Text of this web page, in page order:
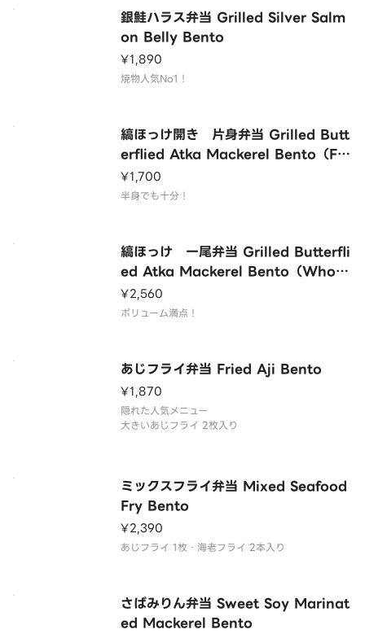
銀鮭ハラス弁当 Grilled Silver Salm
on Belly Bento
¥1,890
焼物人気No1！
縞ほっけ開き 片身弁当 Grilled Butt
erflied Atka Mackerel Bento（Fill
et）
¥1,700
半身でも十分！
縞ほっけ 一尾弁当 Grilled Butterfli
ed Atka Mackerel Bento（Whole
Fish）
¥2,560
ボリューム満点！
あじフライ弁当 Fried Aji Bento
¥1,870
隠れた人気メニュー
大きいあじフライ 2枚入り
ミックスフライ弁当 Mixed Seafood
Fry Bento
¥2,390
あじフライ 1枚・海老フライ 2本入り
さばみりん弁当 Sweet Soy Marinat
ed Mackerel Bento